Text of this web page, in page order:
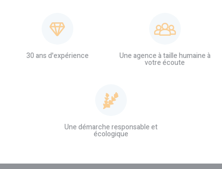
30 ans d'expérience Une agence à taille humaine à
votre écoute
Une démarche responsable et
écologique